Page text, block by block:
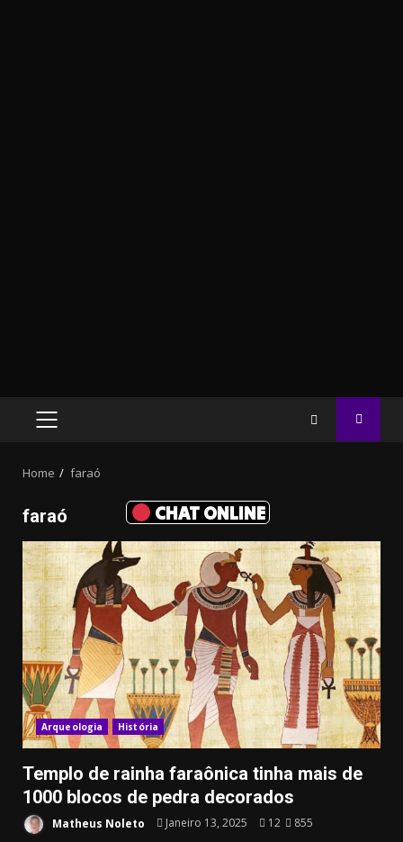
CHAT ONLINE
PRIMARY
Home faraó
faraó
Arqueologia História
Templo de rainha faraônica tinha mais de
1000 blocos de pedra decorados
Matheus Noleto Janeiro 13, 2025 12 855